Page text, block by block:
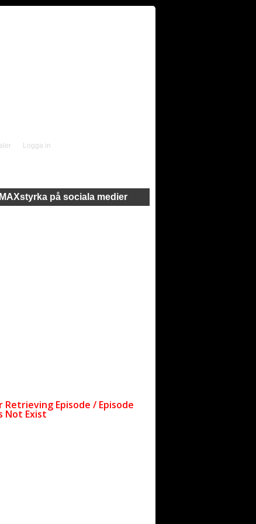
Logga in
på sociala medier